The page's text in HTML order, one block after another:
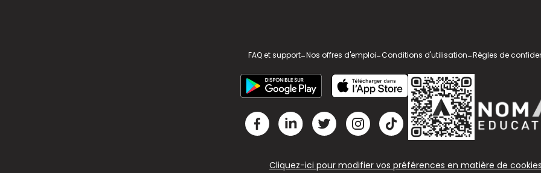
FAQ et support-Nos offres d'emploi-Conditions d'utilisation-Règles de
Cliquez-ici pour modifier vos préférences en matière de